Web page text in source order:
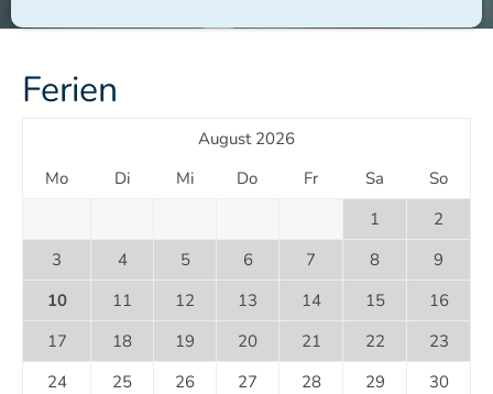
Ferien
August 2026
Mo
Di Mi Do Fr Sa
So
1
2
3
4 5 6 7 8
9
10
11 12 13 14 15
16
17
18 19 20 21 22
23
24
25 26 27 28 29
30